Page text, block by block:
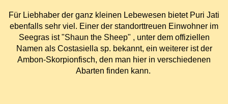
Für Liebhaber der ganz kleinen Lebewesen bietet Puri Jati
ebenfalls sehr viel. Einer der standorttreuen Einwohner im
Seegras ist "Shaun the Sheep" , unter dem offiziellen
Namen als Costasiella sp. bekannt, ein weiterer ist der
Ambon-Skorpionfisch, den man hier in verschiedenen
Abarten finden kann.